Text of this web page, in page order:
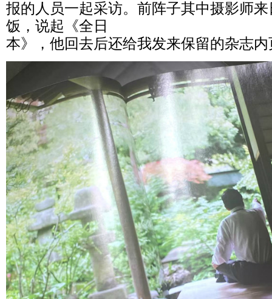
报的人员一起采访。前阵子其中摄影师
饭，说起《全日
本》，他回去后还给我发来保留的杂志内